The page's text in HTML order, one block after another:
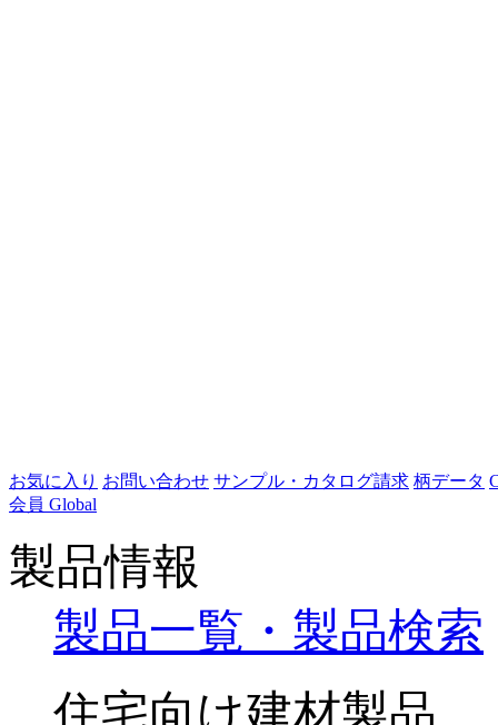
お気に入り お問い合わせ サンプル・カタログ請求 柄データ
会員 Global
製品情報
製品一覧・製品検索
住宅向け建材製品